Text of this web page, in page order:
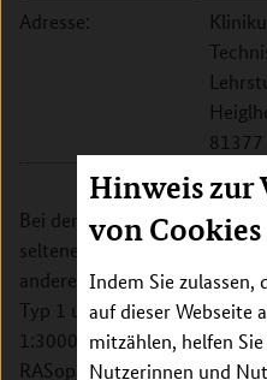
Hinweis zur
von Cookies
Indem Sie zulassen,
auf dieser Webseite
mitzählen, helfen
Nutzerinnen und
Adresse:
Bei den RASopathien
seltenen genetisch
anderem das Noonan-
Typ 1 umfasst (beide mit
1:3000). In dem Verbund
RASopathie-Forschung